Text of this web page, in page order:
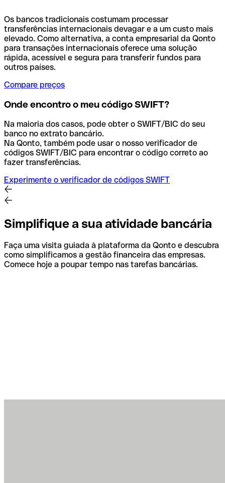
Os bancos tradicionais costumam processar
transferências internacionais devagar e a um custo mais
elevado. Como alternativa, a conta empresarial da Qonto
para transações internacionais oferece uma solução
rápida, acessível e segura para transferir fundos para
outros países.
Compare preços
Onde encontro o meu código SWIFT?
Na maioria dos casos, pode obter o SWIFT/BIC do seu
banco no extrato bancário.
Na Qonto, também pode usar o nosso verificador de
códigos SWIFT/BIC para encontrar o código correto ao
fazer transferências.
Experimente o verificador de códigos SWIFT
Simplifique a sua atividade bancária
Faça uma visita guiada à plataforma da Qonto e descubra
como simplificamos a gestão financeira das empresas.
Comece hoje a poupar tempo nas tarefas bancárias.